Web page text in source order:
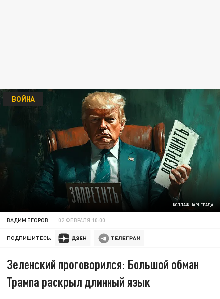
КОЛЛАЖ ЦАРЬГРАДА
ВОЙНА
ВАДИМ ЕГОРОВ 02 ФЕВРАЛЯ 10:00
ПОДПИШИТЕСЬ:
Зеленский проговорился: Большой обман
Трампа раскрыл длинный язык